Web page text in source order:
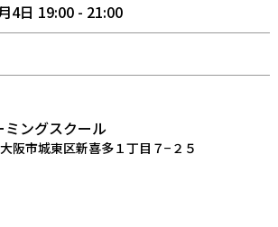
4日 19:00 - 21:00
ミングスクール
阪市城東区新喜多１丁目７−２５